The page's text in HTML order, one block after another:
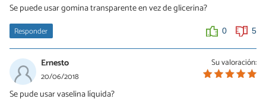
Se puede usar gomina transparente en vez de glicerina?
Responder 0 5
Su valoración:
Ernesto
20/06/2018
Se pude usar vaselina líquida?